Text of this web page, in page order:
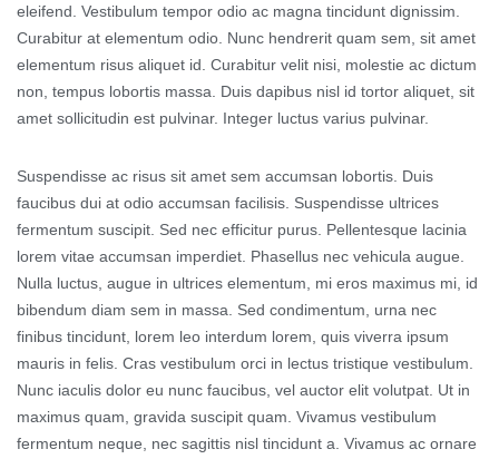
eleifend. Vestibulum tempor odio ac magna tincidunt dignissim.
Curabitur at elementum odio. Nunc hendrerit quam sem, sit amet
elementum risus aliquet id. Curabitur velit nisi, molestie ac dictum
non, tempus lobortis massa. Duis dapibus nisl id tortor aliquet, sit
amet sollicitudin est pulvinar. Integer luctus varius pulvinar.
Suspendisse ac risus sit amet sem accumsan lobortis. Duis
faucibus dui at odio accumsan facilisis. Suspendisse ultrices
fermentum suscipit. Sed nec efficitur purus. Pellentesque lacinia
lorem vitae accumsan imperdiet. Phasellus nec vehicula augue.
Nulla luctus, augue in ultrices elementum, mi eros maximus mi, id
bibendum diam sem in massa. Sed condimentum, urna nec
finibus tincidunt, lorem leo interdum lorem, quis viverra ipsum
mauris in felis. Cras vestibulum orci in lectus tristique vestibulum.
Nunc iaculis dolor eu nunc faucibus, vel auctor elit volutpat. Ut in
maximus quam, gravida suscipit quam. Vivamus vestibulum
fermentum neque, nec sagittis nisl tincidunt a. Vivamus ac ornare